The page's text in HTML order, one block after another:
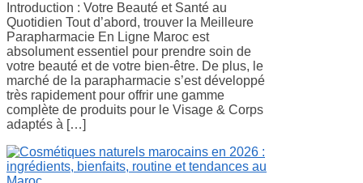
Introduction : Votre Beauté et Santé au
Quotidien Tout d’abord, trouver la Meilleure
Parapharmacie En Ligne Maroc est
absolument essentiel pour prendre soin de
votre beauté et de votre bien-être. De plus, le
marché de la parapharmacie s’est développé
très rapidement pour offrir une gamme
complète de produits pour le Visage & Corps
adaptés à […]